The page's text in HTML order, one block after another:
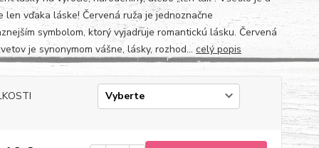
len vďaka láske! Červená ruža je jednoznačne
symbolom, ktorý vyjadruje romantickú lásku. Červená
je synonymom vášne, lásky, rozhod... celý popis